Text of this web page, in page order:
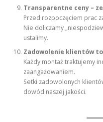
Transparentne ceny –
Przed rozpoczęciem prac
Nie doliczamy
ustalimy.
Zadowolenie klientów
Każdy montaż traktujemy
zaangażowaniem.
Setki zadowolonych
dowód naszej jakości.